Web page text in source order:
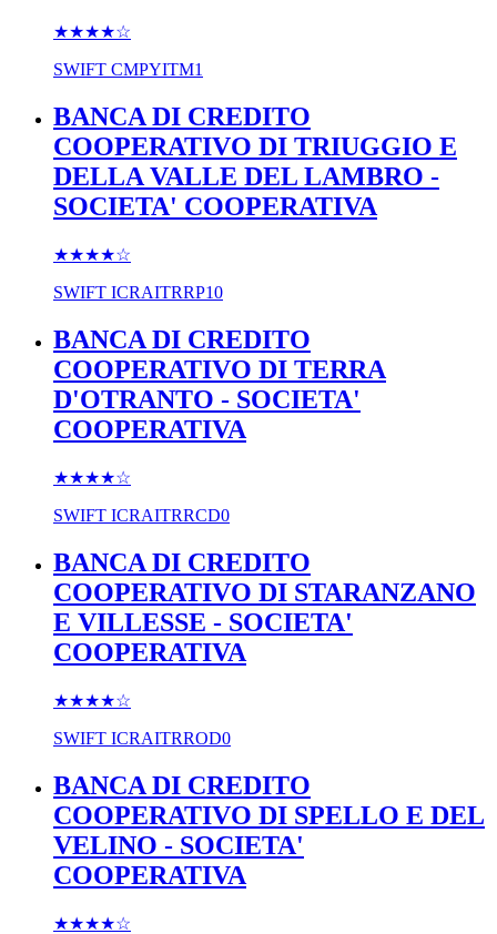
★★★★☆
SWIFT CMPYITM1
BANCA DI CREDITO
COOPERATIVO DI TRIUGGIO E
DELLA VALLE DEL LAMBRO -
SOCIETA' COOPERATIVA
★★★★☆
SWIFT ICRAITRRP10
BANCA DI CREDITO
COOPERATIVO DI TERRA
D'OTRANTO - SOCIETA'
COOPERATIVA
★★★★☆
SWIFT ICRAITRRCD0
BANCA DI CREDITO
COOPERATIVO DI STARANZANO
E VILLESSE - SOCIETA'
COOPERATIVA
★★★★☆
SWIFT ICRAITRROD0
BANCA DI CREDITO
COOPERATIVO DI SPELLO E DEL
VELINO - SOCIETA'
COOPERATIVA
★★★★☆